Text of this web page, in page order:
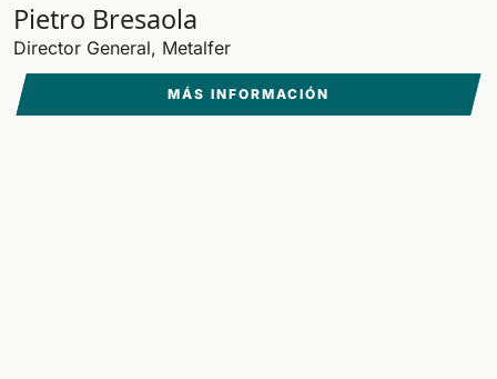
Pietro Bresaola
Director General, Metalfer
MÁS INFORMACIÓN